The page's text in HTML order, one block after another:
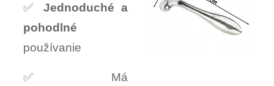
✅ Jednoduché a
pohodlné
používanie
✅ Má